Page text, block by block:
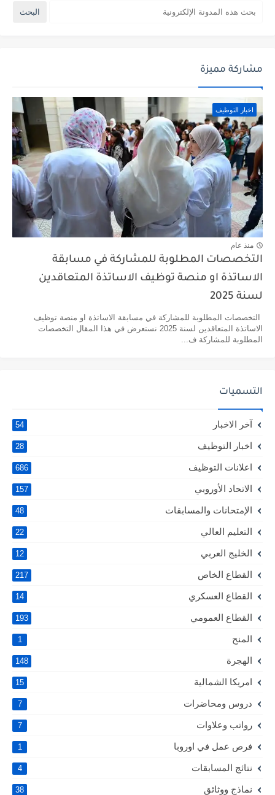
مشاركة مميزة
اخبار التوظيف
منذ عام
التخصصات المطلوبة للمشاركة في مسابقة
الاساتذة او منصة توظيف الاساتذة المتعاقدين
لسنة 2025
التخصصات المطلوبة للمشاركة في مسابقة الاساتذة او منصة توظيف
الاساتذة المتعاقدين لسنة 2025 نستعرض في هذا المقال التخصصات
المطلوبة للمشاركة ف...
التسميات
آخر الاخبار 54
اخبار التوظيف 28
اعلانات التوظيف 686
الاتحاد الأوروبي 157
الإمتحانات والمسابقات 48
التعليم العالي 22
الخليج العربي 12
القطاع الخاص 217
القطاع العسكري 14
القطاع العمومي 193
المنح 1
الهجرة 148
امريكا الشمالية 15
دروس ومحاضرات 7
رواتب وعلاوات 7
فرص عمل في اوروبا 1
نتائج المسابقات 4
نماذج ووثائق 38